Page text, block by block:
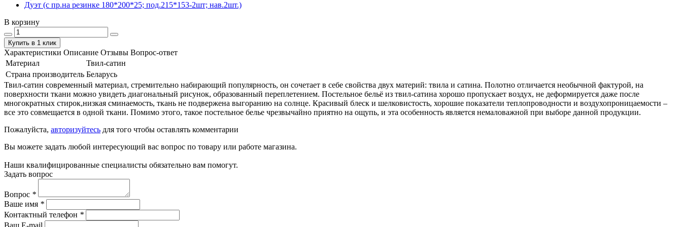
Дуэт (с пр.на резинке 180*200*25; под.215*153-2шт; нав.2шт.)
В корзину
Купить в 1 клик
Характеристики Описание Отзывы Вопрос-ответ
Материал
Твил-сатин
Страна производитель Беларусь
Твил-сатин современный материал, стремительно набирающий популярность, он сочетает в себе свойства двух материй: твила и сатина. Полотно отличается необычной фактурой, на
поверхности ткани можно увидеть диагональный рисунок, образованный переплетением. Постельное бельё из твил-сатина хорошо пропускает воздух, не деформируется даже после
многократных стирок,низкая сминаемость, ткань не подвержена выгоранию на солнце. Красивый блеск и шелковистость, хорошие показатели теплопроводности и воздухопроницаемости –
все это совмещается в одной ткани. Помимо этого, такое постельное белье чрезвычайно приятно на ощупь, и эта особенность является немаловажной при выборе данной продукции.
Пожалуйста, авторизуйтесь для того чтобы оставлять комментарии
Вы можете задать любой интересующий вас вопрос по товару или работе магазина.
Наши квалифицированные специалисты обязательно вам помогут.
Задать вопрос
Вопрос *
Ваше имя *
Контактный телефон *
Ваш E-mail